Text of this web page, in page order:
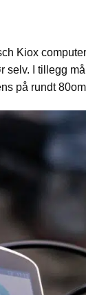
Kiox
selv. I tillegg
på rundt